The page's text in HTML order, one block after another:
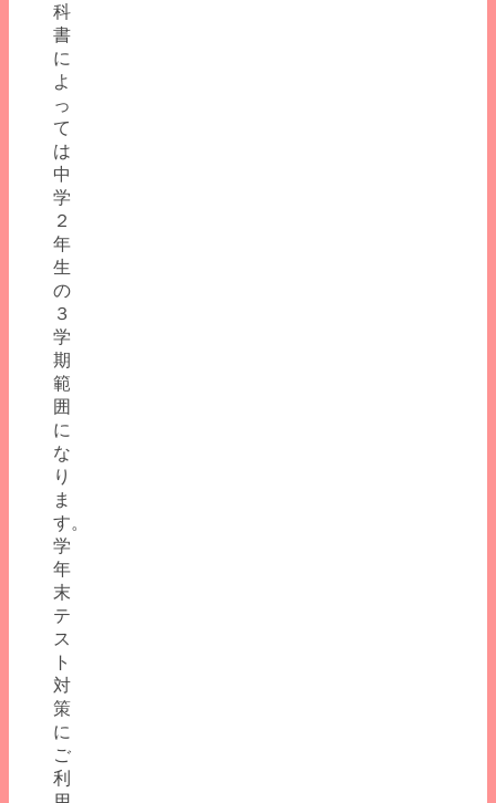
科
書
に
よ
っ
て
は
中
学
２
年
生
の
３
学
期
範
囲
に
な
り
ま
す。
学
年
末
テ
ス
ト
対
策
に
ご
利